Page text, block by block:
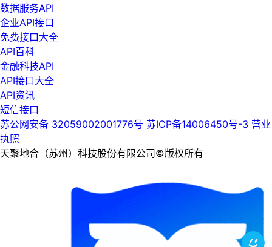
数据服务API
企业API接口
免费接口大全
API百科
金融科技API
API接口大全
API资讯
短信接口
苏公网安备 32059002001776号 苏ICP备14006450号-3 营业
执照
天聚地合（苏州）科技股份有限公司©版权所有